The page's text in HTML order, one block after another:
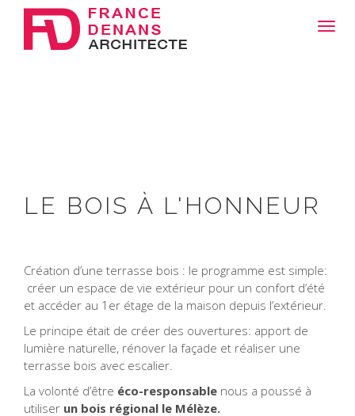
LE BOIS À L'HONNEUR
Création d’une terrasse bois : le programme est simple:
créer un espace de vie extérieur pour un confort d’été
et accéder au 1er étage de la maison depuis l’extérieur.
Le principe était de créer des ouvertures: apport de
lumière naturelle, rénover la façade et réaliser une
terrasse bois avec escalier.
La volonté d’être éco-responsable nous a poussé à
utiliser un bois régional le Mélèze.